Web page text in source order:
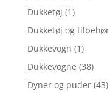
Dukketøj (1)
Dukketøj og tilbehør
Dukkevogn (1)
Dukkevogne (38)
Dyner og puder (43)